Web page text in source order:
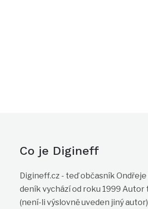
Co je Digineff
Digineff.cz - teď občasník
deník vychází od roku 1999 Autor
(není-li výslovně uveden jiný